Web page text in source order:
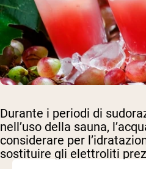
Durante i periodi di
nell’uso della sauna,
considerare per
sostituire gli elettroliti